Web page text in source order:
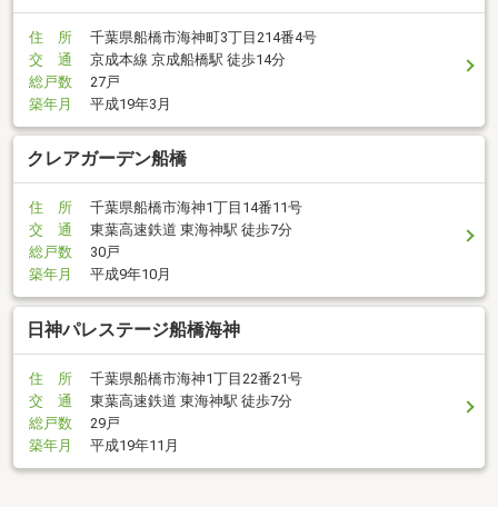
住 所
千葉県船橋市海神町3丁目214番4号
交 通
京成本線 京成船橋駅 徒歩14分
総戸数
27戸
築年月
平成19年3月
クレアガーデン船橋
住 所
千葉県船橋市海神1丁目14番11号
交 通
東葉高速鉄道 東海神駅 徒歩7分
総戸数
30戸
築年月
平成9年10月
日神パレステージ船橋海神
住 所
千葉県船橋市海神1丁目22番21号
交 通
東葉高速鉄道 東海神駅 徒歩7分
総戸数
29戸
築年月
平成19年11月